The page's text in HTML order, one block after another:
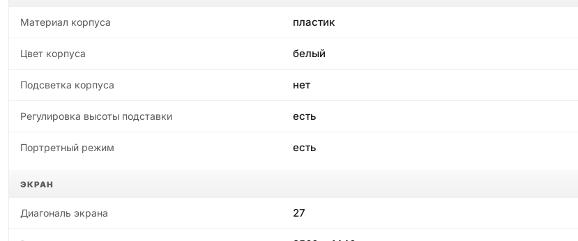
Материал корпуса пластик
Цвет корпуса белый
Подсветка корпуса нет
Регулировка высоты подставки есть
Портретный режим есть
ЭКРАН
Диагональ экрана 27